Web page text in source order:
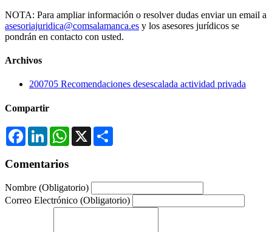
NOTA: Para ampliar información o resolver dudas enviar un email a
asesoriajuridica@comsalamanca.es y los asesores jurídicos se
pondrán en contacto con usted.
Archivos
200705 Recomendaciones desescalada actividad privada
Compartir
FacebookLinkedInWhatsApp
X
Comentarios
Nombre (Obligatorio)
Correo Electrónico (Obligatorio)